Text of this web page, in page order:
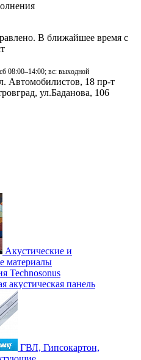
В ближайшее время с
08:00–14:00; вс: выходной
Автомобилистов, 18 пр-т
ул.Баданова, 106
Акустические и
материалы
Technosonus
акустическая панель
ГВЛ, Гипсокартон,